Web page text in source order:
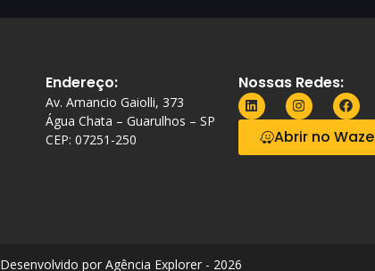
Endereço:
Av. Amancio Gaiolli, 373
Água Chata – Guarulhos – SP
CEP: 07251-250
Nossas Redes:
Abrir no Waze
Desenvolvido por Agência Explorer - 2026